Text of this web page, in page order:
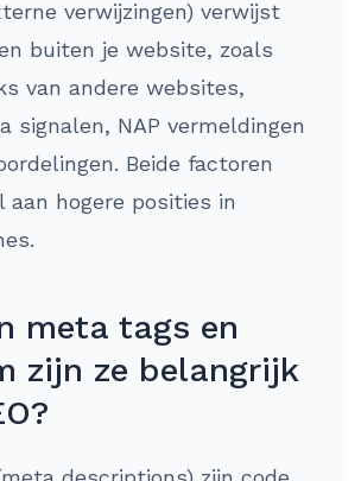
verwijzingen) verwijst
buiten je website, zoals
van andere websites,
signalen, NAP vermeldingen
Beide factoren
aan hogere posities in
meta tags en
zijn ze belangrijk